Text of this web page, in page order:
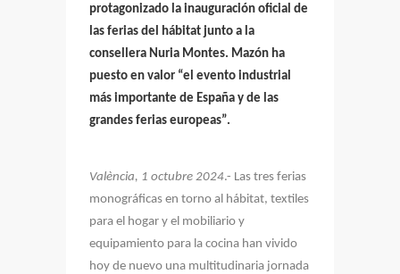
protagonizado la inauguración oficial de
las ferias del hábitat junto a la
consellera Nuria Montes. Mazón ha
puesto en valor “el evento industrial
más importante de España y de las
grandes ferias europeas”.
València, 1 octubre 2024.- Las tres ferias
monográficas en torno al hábitat, textiles
para el hogar y el mobiliario y
equipamiento para la cocina han vivido
hoy de nuevo una multitudinaria jornada